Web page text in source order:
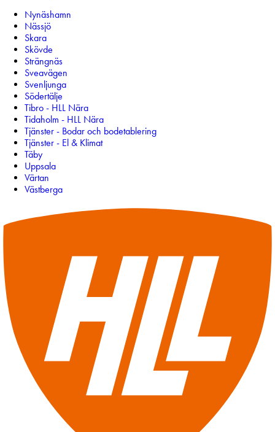
Nynäshamn
Nässjö
Skara
Skövde
Strängnäs
Sveavägen
Svenljunga
Södertälje
Tibro - HLL Nära
Tidaholm - HLL Nära
Tjänster - Bodar och bodetablering
Tjänster - El & Klimat
Täby
Uppsala
Värtan
Västberga